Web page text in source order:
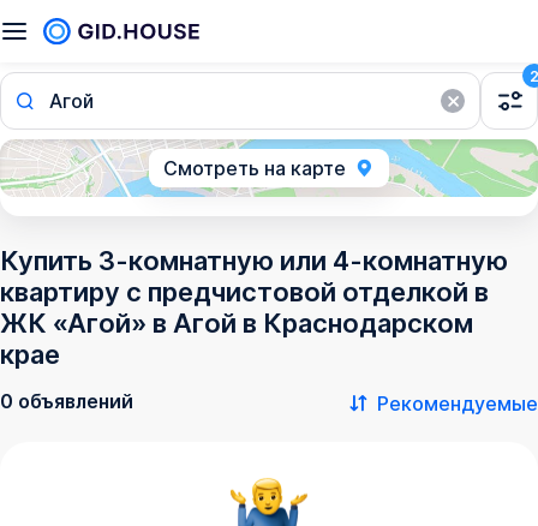
Агой
2
Смотреть на карте
Купить 3-комнатную или 4-комнатную
квартиру с предчистовой отделкой в
ЖК «Агой» в Агой в Краснодарском
крае
0 объявлений Рекомендуемые